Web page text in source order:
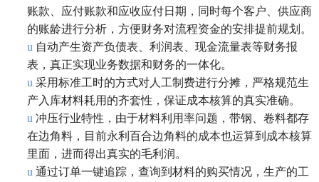
账款、应付账款和应收应付日期，同时每个客户、供应商
的账龄进行分析，方便财务对流程资金的安排提前规划。
u 自动产生资产负债表、利润表、现金流量表等财务报
表，真正实现业务数据和财务的一体化。
u 采用标准工时的方式对人工制费进行分摊，严格规范生
产入库材料耗用的齐套性，保证成本核算的真实准确。
u 冲压行业特性，由于材料利用率问题，带钢、卷料都存
在边角料，目前永利百合边角料的成本也运算到成本核算
里面，进而得出真实的毛利润。
u 通过订单一键追踪，查询到材料的购买情况，生产的工